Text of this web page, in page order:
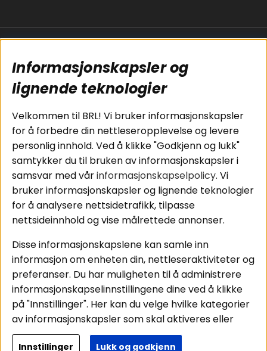
Koblingsguide for
subwoofers
Tilkobling av
bilforsterker
Koblingsguide for
midbasser
Butikker
Våre ambassadører
- Team BRL
Cookies
Kjøpsvilkår
Personvernpolicy
Service / Garanti /
Retur
Billyd
Lyd til hjemmet
Pakkeløsninger
Hva passer i bilen
Instagram
Facebook
Youtube
Tiktok
Informasjonskapsler og
lignende teknologier
Velkommen til BRL! Vi bruker informasjonskapsler
for å forbedre din nettleseropplevelse og levere
personlig innhold. Ved å klikke "Godkjenn og lukk"
samtykker du til bruken av informasjonskapsler i
samsvar med vårinformasjonskapselpolicy. Vi
bruker informasjonskapsler og lignende teknologier
for å analysere nettsidetrafikk, tilpasse
nettsideinnhold og vise målrettede annonser.
Disse informasjonskapslene kan samle inn
informasjon om enheten din, nettleseraktiviteter og
preferanser. Du har muligheten til å administrere
informasjonskapselinnstillingene dine ved å klikke
på "Innstillinger". Her kan du velge hvilke kategorier
av informasjonskapsler som skal aktiveres eller
deaktiveres. Vær oppmerksom på at deaktivering
Innstillinger Lukk og godkjenn